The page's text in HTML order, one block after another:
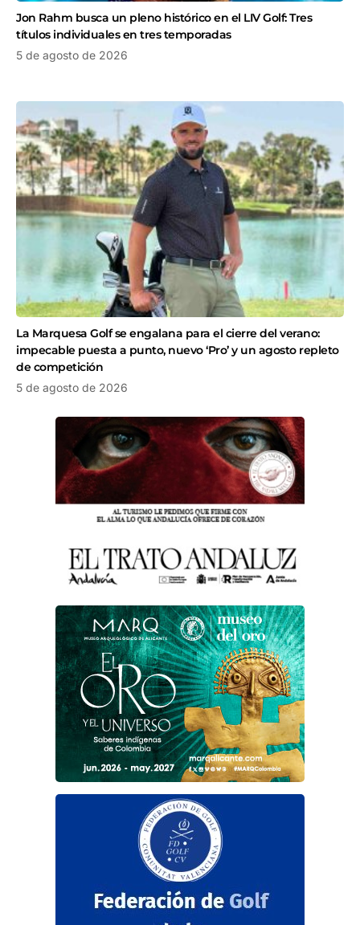
Jon Rahm busca un pleno histórico en el LIV Golf: Tres
títulos individuales en tres temporadas
5 de agosto de 2026
La Marquesa Golf se engalana para el cierre del verano:
impecable puesta a punto, nuevo ‘Pro’ y un agosto repleto
de competición
5 de agosto de 2026